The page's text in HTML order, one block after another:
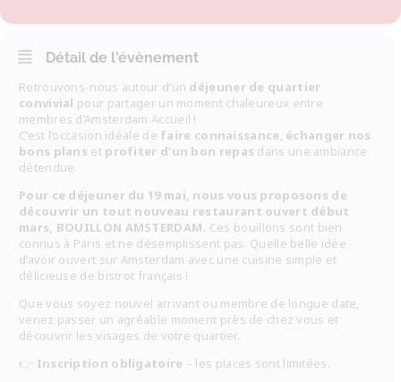
Détail de l'évènement
Retrouvons-nous autour d’un déjeuner de quartier
convivial pour partager un moment chaleureux entre
membres d’Amsterdam Accueil !
C’est l’occasion idéale de faire connaissance, échanger nos
bons plans et profiter d’un bon repas dans une ambiance
détendue.
Pour ce déjeuner du 19 mai, nous vous proposons de
découvrir un tout nouveau restaurant ouvert début
mars, BOUILLON AMSTERDAM. Ces bouillons sont bien
connus à Paris et ne désemplissent pas. Quelle belle idée
d’avoir ouvert sur Amsterdam avec une cuisine simple et
délicieuse de bistrot français !
Que vous soyez nouvel arrivant ou membre de longue date,
venez passer un agréable moment près de chez vous et
découvrir les visages de votre quartier.
👉 Inscription obligatoire – les places sont limitées.